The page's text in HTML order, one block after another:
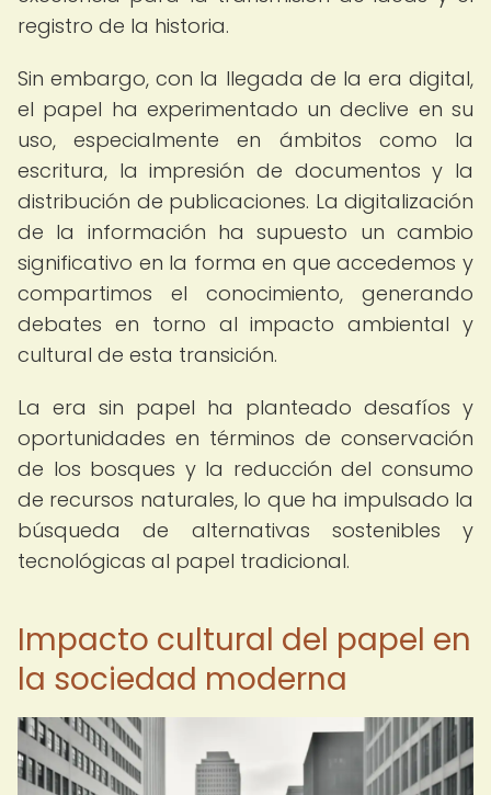
registro de la historia.
Sin embargo, con la llegada de la era digital,
el papel ha experimentado un declive en su
uso, especialmente en ámbitos como la
escritura, la impresión de documentos y la
distribución de publicaciones. La digitalización
de la información ha supuesto un cambio
significativo en la forma en que accedemos y
compartimos el conocimiento, generando
debates en torno al impacto ambiental y
cultural de esta transición.
La era sin papel ha planteado desafíos y
oportunidades en términos de conservación
de los bosques y la reducción del consumo
de recursos naturales, lo que ha impulsado la
búsqueda de alternativas sostenibles y
tecnológicas al papel tradicional.
Impacto cultural del papel en
la sociedad moderna